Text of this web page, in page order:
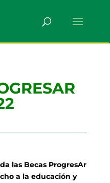
las Becas ProgresAr
a la educación y